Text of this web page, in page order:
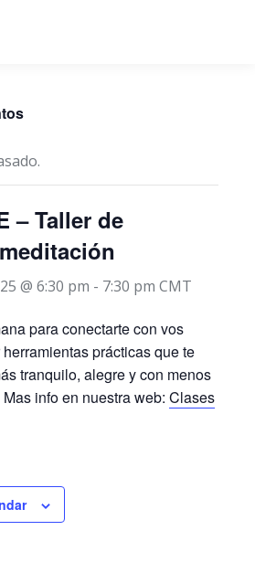
– Taller de
@ 6:30 pm - 7:30 pm CMT
para conectarte con vos
prácticas que te
tranquilo, alegre y con menos
info en nuestra web: Clases